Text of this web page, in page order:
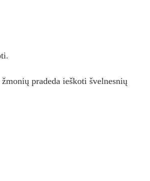
pradeda ieškoti švelnesnių